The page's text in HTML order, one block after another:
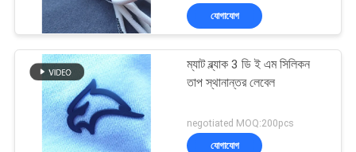
কাস্টম পোশাক প্যাচ
92
যোগাযোগ
ম্যাট ব্ল্যাক 3 ডি ই এম সিলিকন
তাপ স্থানান্তর লেবেল
negotiated MOQ:200pcs
যোগাযোগ